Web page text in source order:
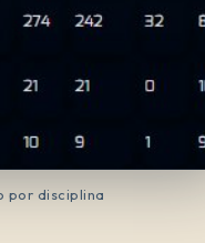
por disciplina